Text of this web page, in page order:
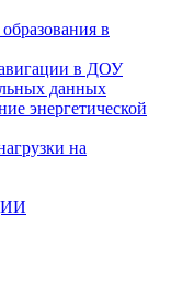
в
в ДОУ
данных
энергетической
на